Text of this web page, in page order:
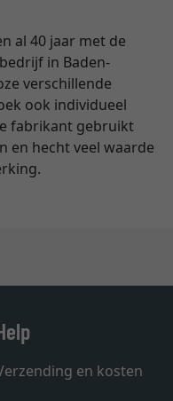
al 40 jaar met de
in Baden-
verschillende
ook individueel
fabrikant gebruikt
en hecht veel waarde
en kosten